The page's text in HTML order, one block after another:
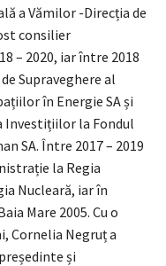
a Vămilor -Direcția de
consilier
– 2020, iar între 2018
Supraveghere al
în Energie SA și
Investițiilor la Fondul
SA. Între 2017 – 2019
la Regia
Nucleară, iar în
Mare 2005. Cu o
Cornelia Negruț a
și